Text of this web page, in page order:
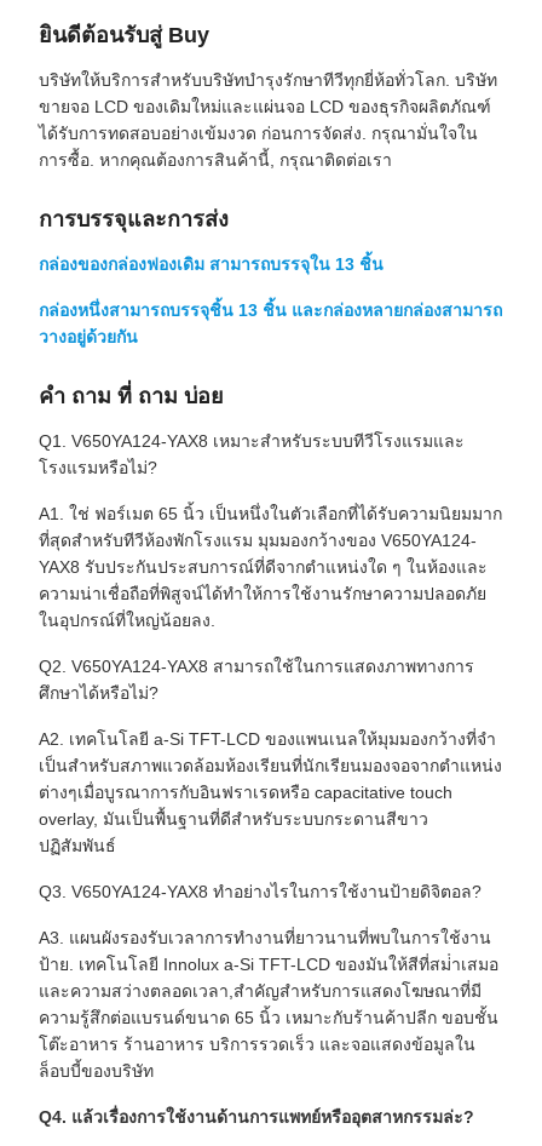
ยินดีต้อนรับสู่ Buy
บริษัทให้บริการสําหรับบริษัทบํารุงรักษาทีวีทุกยี่ห้อทั่วโลก. บริษัท
ขายจอ LCD ของเดิมใหม่และแผ่นจอ LCD ของธุรกิจผลิตภัณฑ์
ได้รับการทดสอบอย่างเข้มงวด ก่อนการจัดส่ง. กรุณามั่นใจใน
การซื้อ. หากคุณต้องการสินค้านี้, กรุณาติดต่อเรา
การบรรจุและการส่ง
กล่องของกล่องฟองเดิม สามารถบรรจุใน 13 ชิ้น
กล่องหนึ่งสามารถบรรจุชิ้น 13 ชิ้น และกล่องหลายกล่องสามารถ
วางอยู่ด้วยกัน
คํา ถาม ที่ ถาม บ่อย
Q1. V650YA124-YAX8 เหมาะสําหรับระบบทีวีโรงแรมและ
โรงแรมหรือไม่?
A1. ใช่ ฟอร์เมต 65 นิ้ว เป็นหนึ่งในตัวเลือกที่ได้รับความนิยมมาก
ที่สุดสําหรับทีวีห้องพักโรงแรม มุมมองกว้างของ V650YA124-
YAX8 รับประกันประสบการณ์ที่ดีจากตําแหน่งใด ๆ ในห้องและ
ความน่าเชื่อถือที่พิสูจน์ได้ทําให้การใช้งานรักษาความปลอดภัย
ในอุปกรณ์ที่ใหญ่น้อยลง.
Q2. V650YA124-YAX8 สามารถใช้ในการแสดงภาพทางการ
ศึกษาได้หรือไม่?
A2. เทคโนโลยี a-Si TFT-LCD ของแพนเนลให้มุมมองกว้างที่จํา
เป็นสําหรับสภาพแวดล้อมห้องเรียนที่นักเรียนมองจอจากตําแหน่ง
ต่างๆเมื่อบูรณาการกับอินฟราเรดหรือ capacitative touch
overlay, มันเป็นพื้นฐานที่ดีสําหรับระบบกระดานสีขาว
ปฏิสัมพันธ์
Q3. V650YA124-YAX8 ทําอย่างไรในการใช้งานป้ายดิจิตอล?
A3. แผนผังรองรับเวลาการทํางานที่ยาวนานที่พบในการใช้งาน
ป้าย. เทคโนโลยี Innolux a-Si TFT-LCD ของมันให้สีที่สม่ําเสมอ
และความสว่างตลอดเวลา,สําคัญสําหรับการแสดงโฆษณาที่มี
ความรู้สึกต่อแบรนด์ขนาด 65 นิ้ว เหมาะกับร้านค้าปลีก ขอบชั้น
โต๊ะอาหาร ร้านอาหาร บริการรวดเร็ว และจอแสดงข้อมูลใน
ล็อบบี้ของบริษัท
Q4. แล้วเรื่องการใช้งานด้านการแพทย์หรืออุตสาหกรรมล่ะ?